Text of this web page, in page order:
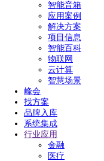
智能音箱
应用案例
解决方案
项目信息
智能百科
物联网
云计算
智慧场景
峰会
找方案
品牌入库
系统集成
行业应用
金融
医疗